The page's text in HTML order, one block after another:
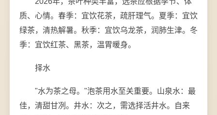
质、心情。春季：宜饮花茶，疏肝理气。夏季：宜饮
绿茶，清热解暑。秋季：宜饮乌龙茶，润肺生津。冬
季：宜饮红茶、黑茶，温胃暖身。
择水
"水为茶之母。"泡茶用水至关重要。山泉水：最
佳，清甜甘冽。井水：次之，需选择活井水。自来